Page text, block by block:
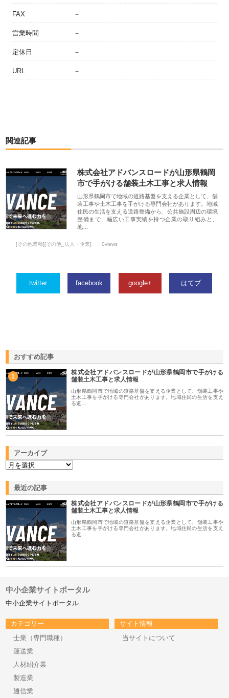
FAX －
営業時間 －
定休日 －
URL －
関連記事
株式会社アドバンスロードが山形県鶴岡
市で手がける舗装土木工事と求人情報
山形県鶴岡市で地域の道路基盤を支える企業として、舗
装工事や土木工事を手がける専門会社があります。地域
住民の生活を支える道路整備から、公共施設周辺の環境
整備まで、幅広い工事実績を持つ企業の取り組みと、
地…
[その他業種][その他_法人・企業] 0views
twitter facebook google+ はてブ
おすすめ記事
1
株式会社アドバンスロードが山形県鶴岡市で手がける
舗装土木工事と求人情報
山形県鶴岡市で地域の道路基盤を支える企業として、舗装工事や
土木工事を手がける専門会社があります。地域住民の生活を支え
る道…
アーカイブ
最近の記事
株式会社アドバンスロードが山形県鶴岡市で手がける
舗装土木工事と求人情報
山形県鶴岡市で地域の道路基盤を支える企業として、舗装工事や
土木工事を手がける専門会社があります。地域住民の生活を支え
る道…
中小企業サイトポータル
中小企業サイトポータル
カテゴリー
士業（専門職種）
運送業
人材紹介業
製造業
通信業
サイト情報
当サイトについて